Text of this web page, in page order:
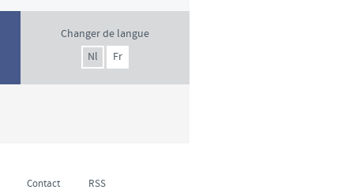
Changer de langue
Nl
Fr
Contact RSS